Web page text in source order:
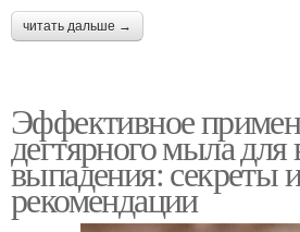
читать дальше →
Эффективное
дегтярного мыла для
выпадения: секреты и
рекомендации